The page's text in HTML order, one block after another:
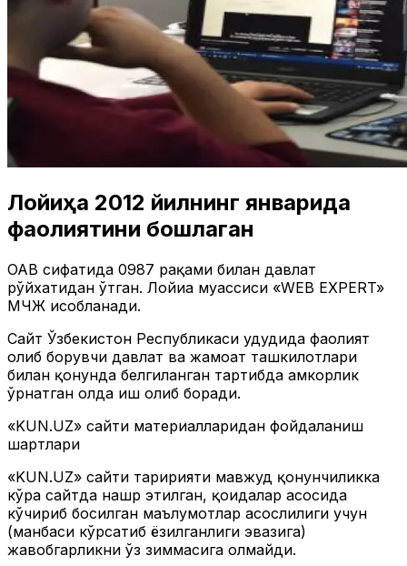
Лойиҳа 2012 йилнинг январида
фаолиятини бошлаган
ОАВ сифатида 0987 рақами билан давлат
рўйхатидан ўтган. Лойиҳа муассиси «WEB EXPERT»
МЧЖ ҳисобланади.
Сайт Ўзбекистон Республикаси ҳудудида фаолият
олиб борувчи давлат ва жамоат ташкилотлари
билан қонунда белгиланган тартибда ҳамкорлик
ўрнатган ҳолда иш олиб боради.
«KUN.UZ» сайти материалларидан фойдаланиш
шартлари
«KUN.UZ» сайти таҳририяти мавжуд қонунчиликка
кўра сайтда нашр этилган, қоидалар асосида
кўчириб босилган маълумотлар асослилиги учун
(манбаси кўрсатиб ёзилганлиги эвазига)
жавобгарликни ўз зиммасига олмайди.